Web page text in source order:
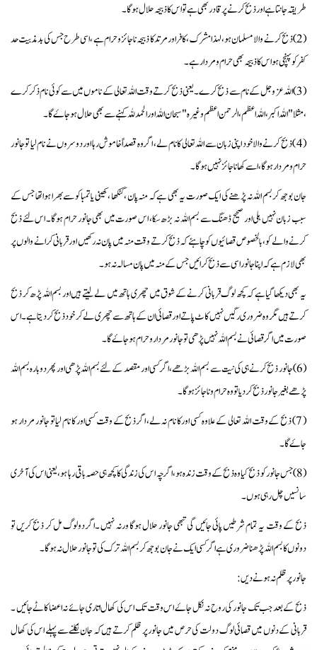
طریقہ جانتا ہے اور ذبح کرنے پر قادر بھی ہے تو اس کا ذبیحہ حلال ہوگا ۔
(2) ذبح کرنے والا مسلمان ہو ،لہذا مشرک ، کافر اور مرتد کا ذبیحہ نا جائز و حرام ہے ، اسی طرح جس کی بد مذبیت حد
کفر کو پہنچی ہو اس کا ذبیحہ بھی حرام و مردار ہے ۔
(3) اللہ عز وجل کے نام سے ذبح کرے ۔ یعنی ذبح کرتے وقت اللہ تعالی کے ناموں میں سے کوئی نام ذکر کرے
،مثلا "اللہ اکبر، اللہ اعظم ،الرحمن اعظم وغیرہ " سبحان اللہ اور الحمد للہ کہنے سے بھی حلال ہو جاۓ گا ۔
( 4 ) ذبح کرنے والا خود اپنی زبان سے اللہ تعالی کا نام لے، اگر وہ قصداً خاموش رہا اور دوسروں نے نام لیا تو جانور
حرام و مر دار ہو گا ، اسے کھانا جائز نہیں ہوگا۔
جان بوجھ کر بسم اللہ نہ پڑھنے کی ایک صورت یہ بھی ہے کہ منہ پان ، گٹکھا ، کھینی یا تمباکو سے بھرا ہوا تھا جس کے
سبب زبان نہیں ہلی اور صحیح ڈھنگ سے بسم اللہ نہ بڑھ سکا، اس صورت میں بھی جانور حرام ہوگا ۔ اس لئے ذبح
کرنے والے کو ، بالخصوص قصائیوں کو چاہئے کہ ذبح کرتے وقت منہ میں پان نہ رکھیں اور قربانی کرانے والوں پر
بھی لازم ہے کہ اپنا جانور اسی سے ذبح کرائیں جس کے منہ میں پان مسالہ نہ ہو۔
یہ بھی دیکھا گیا ہے کہ کچھ لوگ قربانی کرنے کے شوق میں چھری ہاتھ میں لے لیتے ہیں اور بسم اللہ پڑھ کر ذبح
کرتے ہیں مگر وہ ضروری رگیں نہیں کاٹ پاتے اور قصائی ان کے ہاتھ سے چھری لے کر خود ذبح کر دیتا ہے ۔ اس
صورت میں اگر قصائی نے بسم اللہ نہیں پڑھی تو جانور مر دار و حرام ہو جاۓ گا۔
( 6 ) جانور ذبح کرنے ہی کی نیت سے بسم اللہ بڑھے ،اگر کسی اور مقصد کے لئے بسم اللہ پڑھی اور پھر دوبارہ بسم اللہ
پڑھے بغیر جانور ذبح کر دیا تو وہ حرام و نا جائز ہو گا ۔
( 7 ) ذبح کے وقت اللہ تعالی کے علاوہ کسی اور کا نام نہ لے، اگر ذبح کے وقت کسی اور کا نام لیا تو جانور مر دار ہو
جاۓ گا۔
( 8 ) جس جانور کو ذبح کیا وہ ذبح کے وقت زندہ ہو ،اگر چہ اس کی زندگی کا کچھ ہی حصہ باقی رہا ہو ، یعنی اس کی آخری
سانسیں چل رہی ہوں ۔
ذبح کے وقت یہ تمام شرطیں پائی جائیں گی تبھی جانور حلال ہوگا ورنہ نہیں ۔اگر دولوگ مل کر ذبح کریں تو
دونوں کا بسم اللہ پڑھناضروری ہے اگر کسی ایک نے جان بوجھ کر بسم اللہ ترک کی تو جانور حلال نہ ہوگا ۔
جانور پر ظلم نہ ہونے دیں:
ذبح کے بعد جب تک جانور کی روح نہ نکل جاۓ اس وقت تک اس کی کھال اتاری جائے نہ اعضا کاٹے جائیں ۔
قربانی کے دنوں میں قصائی لوگ دولت کی حرص میں جانور پر ظلم کرتے ہیں کہ جان نکلنے سے پہلے اس کی کھال